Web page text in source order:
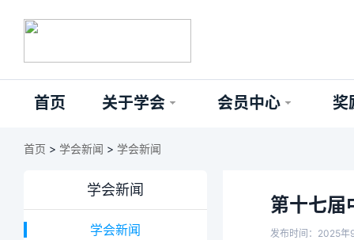
首页 关于学会 会员中心 奖
首页 > 学会新闻 > 学会新闻
学会新闻
学会新闻
第十七届
发布时间：2025年